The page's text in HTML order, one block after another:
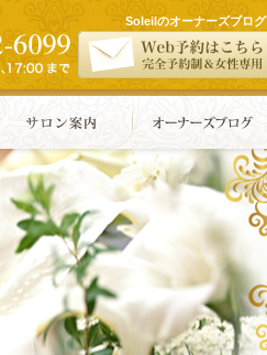
Soleilのオーナーズブログ